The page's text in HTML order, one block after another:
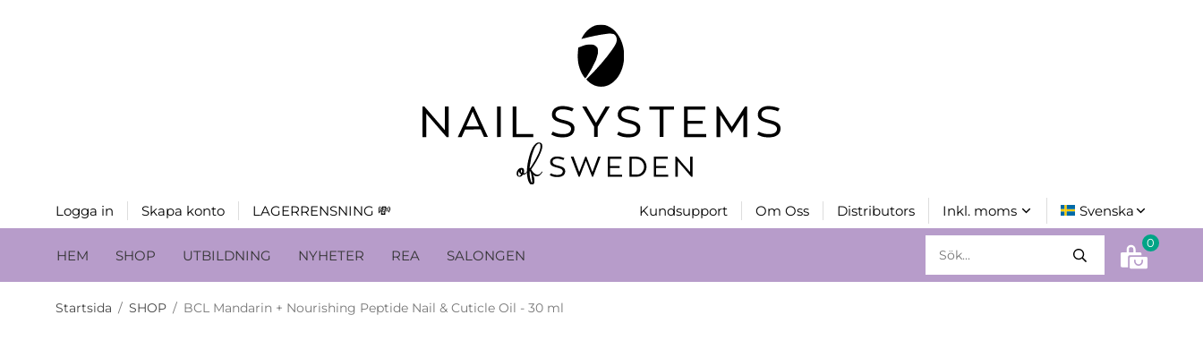
Logga in Skapa konto LAGERRENSNING 💸 Kundsupport Om Oss Distributors
HEM SHOP UTBILDNING NYHETER REA SALONGEN
0
Startsida / SHOP / BCL Mandarin + Nourishing Peptide Nail & Cuticle Oil - 30 ml